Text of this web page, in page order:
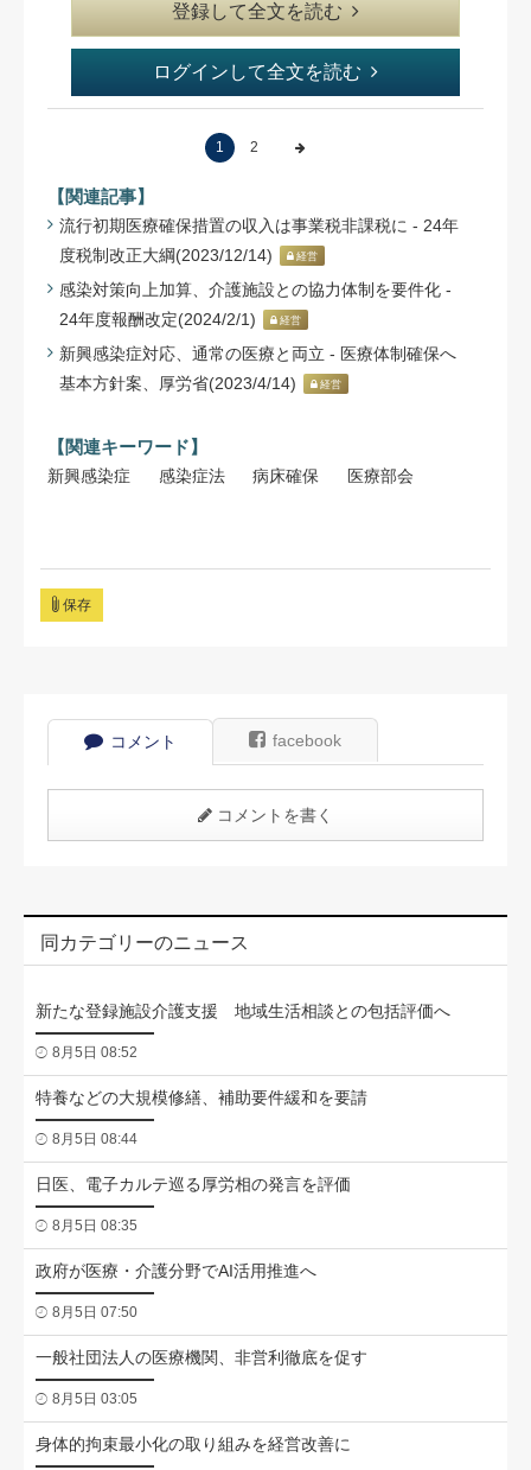
登録して全文を読む
ログインして全文を読む
1 2
【関連記事】
流行初期医療確保措置の収入は事業税非課税に - 24年
度税制改正大綱(2023/12/14)
経営
感染対策向上加算、介護施設との協力体制を要件化 -
24年度報酬改定(2024/2/1)
経営
新興感染症対応、通常の医療と両立 - 医療体制確保へ
基本方針案、厚労省(2023/4/14)
経営
【関連キーワード】
新興感染症 感染症法 病床確保 医療部会
保存
コメント facebook
コメントを書く
同カテゴリーのニュース
新たな登録施設介護支援 地域生活相談との包括評価へ
8月5日 08:52
特養などの大規模修繕、補助要件緩和を要請
8月5日 08:44
日医、電子カルテ巡る厚労相の発言を評価
8月5日 08:35
政府が医療・介護分野でAI活用推進へ
8月5日 07:50
一般社団法人の医療機関、非営利徹底を促す
8月5日 03:05
身体的拘束最小化の取り組みを経営改善に